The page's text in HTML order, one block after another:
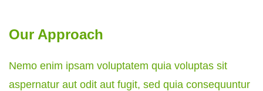
Our Approach
Nemo enim ipsam voluptatem quia voluptas sit
aspernatur aut odit aut fugit, sed quia consequuntur